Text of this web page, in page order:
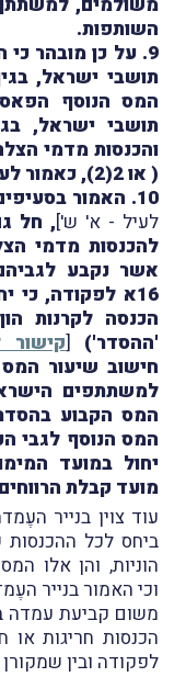
השותפות.
9. על כן מובהר
תושבי ישראל,
המס הנוסף
תושבי ישראל,
( או 2(2), כאמור לעיל.
10. האמור בסעיפים 7 ו-8 לעיל
לעיל - א' ש'], חל
להכנסות מדמי
אשר נקבע
16א לפקודה, כי
'ההסדר') [קישור
חישוב שיעור
למשתתפים
המס הקבוע
המס הנוסף לגבי
יחול במועד
מועד קבלת
עוד צוין בנייר
ביחס לכל ההכנסות
הוניות, והן אלו
וכי האמור בנייר
משום קביעת עמדה
לפקודה ובין